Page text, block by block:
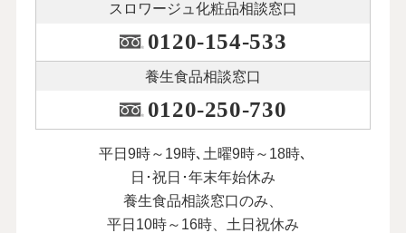
スロワージュ化粧品相談窓口
0120-154-533
養生食品相談窓口
0120-250-730
平日9時～19時､土曜9時～18時､
日･祝日･年末年始休み
養生食品相談窓口のみ、
平日10時～16時、土日祝休み